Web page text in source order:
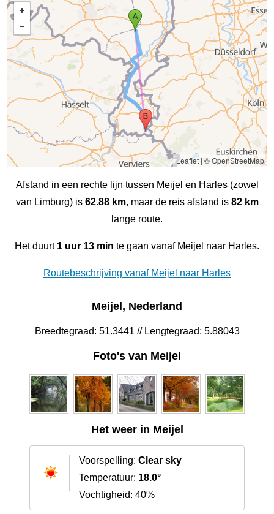
Leaflet| © OpenStreetMap
Afstand in een rechte lijn tussen Meijel en Harles (zowel
van Limburg) is 62.88 km, maar de reis afstand is 82 km
lange route.
Het duurt 1 uur 13 min te gaan vanaf Meijel naar Harles.
Routebeschrijving vanaf Meijel naar Harles
Meijel, Nederland
Breedtegraad: 51.3441 // Lengtegraad: 5.88043
Foto's van Meijel
Het weer in Meijel
Voorspelling: Clear sky
Temperatuur: 18.0°
Vochtigheid: 40%